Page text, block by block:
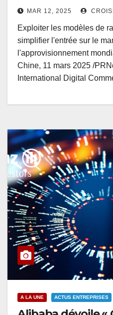
MAR 12, 2025
Exploiter les modèles de
simplifier l'entrée sur le
l'approvisionnement
Chine, 11 mars 2025 /
International Digital
A LA UNE ACTUS ENTREPRISES